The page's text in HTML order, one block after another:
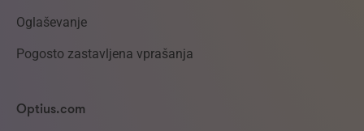
Oglaševanje
Pogosto zastavljena vprašanja
Optius.com